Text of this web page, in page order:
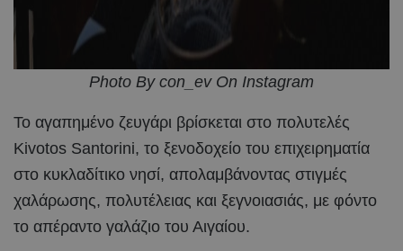
Photo By con_ev On Instagram
Το αγαπημένο ζευγάρι βρίσκεται στο πολυτελές
Kivotos Santorini, το ξενοδοχείο του επιχειρηματία
στο κυκλαδίτικο νησί, απολαμβάνοντας στιγμές
χαλάρωσης, πολυτέλειας και ξεγνοιασιάς, με φόντο
το απέραντο γαλάζιο του Αιγαίου.